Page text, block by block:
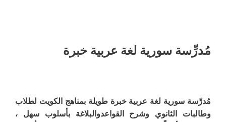
مُدرِّسة سورية لغة عربية خبرة
مُدرِّسة سورية لغة عربية خبرة طويلة بمناهج الكويت لطلاب
وطالبات الثانوي وشرح القواعدوالبلاغة بأسلوب سهل ،